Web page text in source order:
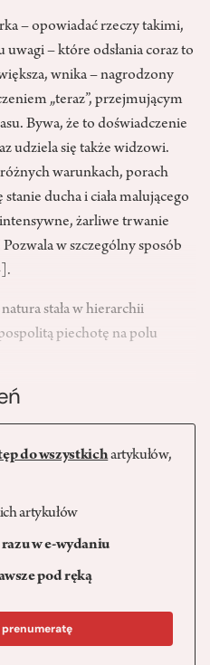
– opowiadać rzeczy takimi,
– które odsłania coraz to
wnika – nagrodzony
„teraz”, przejmującym
Bywa, że to doświadczenie
udziela się także widzowi.
warunkach, porach
ducha i ciała malującego
żarliwe trwanie
w szczególny sposób
.
stała w hierarchii
piechotę na polu
do wszystkichartykułów,
artykułów
w e-wydaniu
pod ręką
prenumeratę